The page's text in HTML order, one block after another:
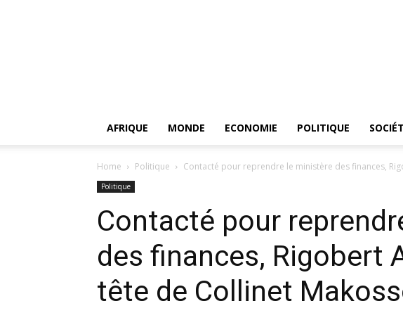
AFRIQUE MONDE ECONOMIE POLITIQUE
Home Politique Contacté pour reprendre le ministère des finances,
Politique
Contacté pour
des finances, Rigobert
tête de Collinet